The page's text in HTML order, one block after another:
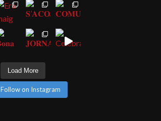
Load More
Follow on Instagram